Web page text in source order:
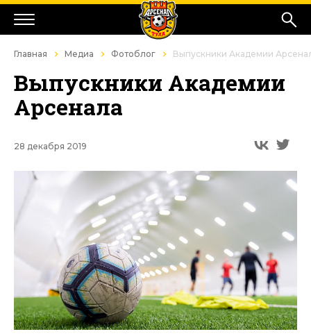
Главная Медиа Фотоблог Выпускники Академии
Выпускники Академии
Арсенала
28 декабря 2019